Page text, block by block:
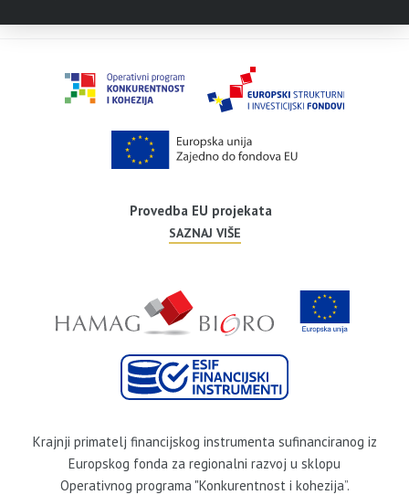
Provedba EU projekata
SAZNAJ VIŠE
Krajnji primatelj financijskog instrumenta sufinanciranog iz
Europskog fonda za regionalni razvoj u sklopu
Operativnog programa "Konkurentnost i kohezija”.